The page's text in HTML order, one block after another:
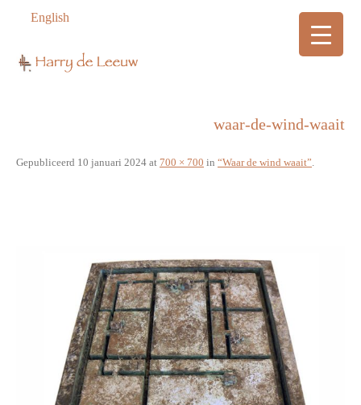
English
waar-de-wind-waait
Gepubliceerd 10 januari 2024 at 700 × 700 in “Waar de wind waait”.